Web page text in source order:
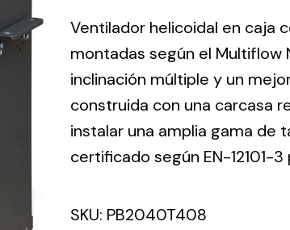
Ventilation
The
incorporation of
Novovent into
offer of
Ventilador helicoidal en caja
montadas según el Multiflow
inclinación múltiple y un
construida con una carcasa
instalar una amplia gama de
certificado según EN-12101-
SKU: PB2040T408